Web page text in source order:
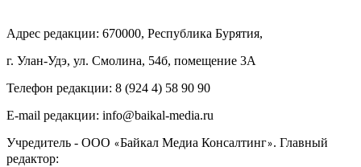
Адрес редакции: 670000, Республика Бурятия,
г. Улан-Удэ, ул. Смолина, 54б, помещение 3А
Телефон редакции: ‎‎8 (924 4) 58 90 90
E-mail редакции: info@baikal-media.ru
Учредитель - ООО «Байкал Медиа Консалтинг». Главный
редактор: